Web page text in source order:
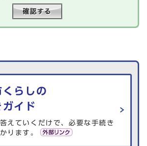
す
くらしの
イド
えていくだけで、必要な手続き
ります。